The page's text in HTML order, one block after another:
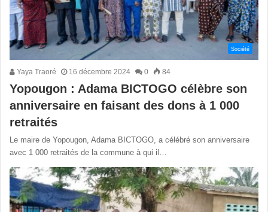
Société
Yaya Traoré 16 décembre 2024 0 84
Yopougon : Adama BICTOGO célèbre son
anniversaire en faisant des dons à 1 000
retraités
Le maire de Yopougon, Adama BICTOGO, a célébré son anniversaire
avec 1 000 retraités de la commune à qui il…